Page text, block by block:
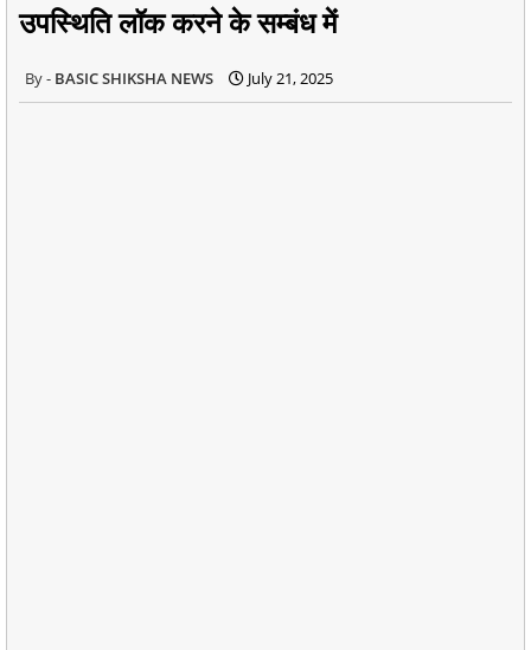
उपस्थिति लॉक करने के सम्बंध में
BASIC SHIKSHA NEWS July 21, 2025